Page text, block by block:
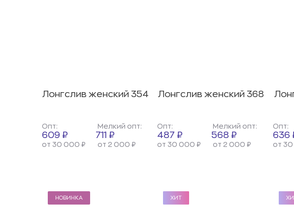
Лонгслив женский 354
Опт: Мелкий опт:
609 ₽ 711 ₽
от 30 000 ₽ от 2 000 ₽
Лонгслив женский 368
Опт: Мелкий опт:
487 ₽ 568 ₽
от 30 000 ₽ от 2 000 ₽
Опт:
636
от
НОВИНКА ХИТ
ХИТ